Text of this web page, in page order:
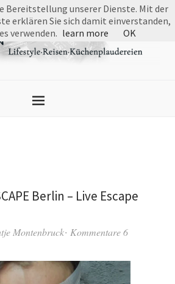
Berlin – Live Escape
Montenbruck Kommentare 6
Bereitstellung unserer Dienste. Mit der
erklären Sie sich damit einverstanden,
verwenden. learn more OK